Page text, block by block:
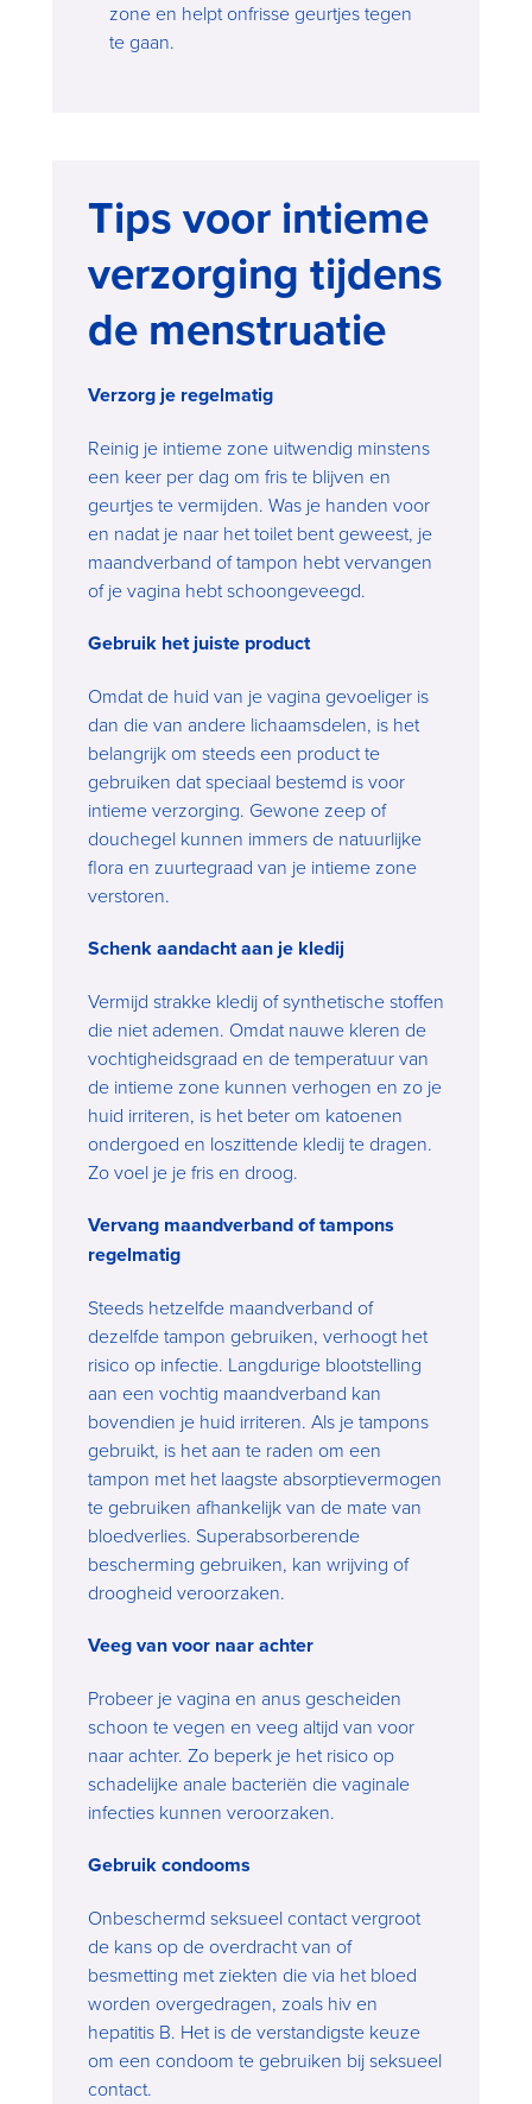
zone en helpt onfrisse geurtjes tegen
te gaan.
Tips voor intieme
verzorging tijdens
de menstruatie
Verzorg je regelmatig
Reinig je intieme zone uitwendig minstens
een keer per dag om fris te blijven en
geurtjes te vermijden. Was je handen voor
en nadat je naar het toilet bent geweest, je
maandverband of tampon hebt vervangen
of je vagina hebt schoongeveegd.
Gebruik het juiste product
Omdat de huid van je vagina gevoeliger is
dan die van andere lichaamsdelen, is het
belangrijk om steeds een product te
gebruiken dat speciaal bestemd is voor
intieme verzorging. Gewone zeep of
douchegel kunnen immers de natuurlijke
flora en zuurtegraad van je intieme zone
verstoren.
Schenk aandacht aan je kledij
Vermijd strakke kledij of synthetische stoffen
die niet ademen. Omdat nauwe kleren de
vochtigheidsgraad en de temperatuur van
de intieme zone kunnen verhogen en zo je
huid irriteren, is het beter om katoenen
ondergoed en loszittende kledij te dragen.
Zo voel je je fris en droog.
Vervang maandverband of tampons
regelmatig
Steeds hetzelfde maandverband of
dezelfde tampon gebruiken, verhoogt het
risico op infectie. Langdurige blootstelling
aan een vochtig maandverband kan
bovendien je huid irriteren. Als je tampons
gebruikt, is het aan te raden om een
tampon met het laagste absorptievermogen
te gebruiken afhankelijk van de mate van
bloedverlies. Superabsorberende
bescherming gebruiken, kan wrijving of
droogheid veroorzaken.
Veeg van voor naar achter
Probeer je vagina en anus gescheiden
schoon te vegen en veeg altijd van voor
naar achter. Zo beperk je het risico op
schadelijke anale bacteriën die vaginale
infecties kunnen veroorzaken.
Gebruik condooms
Onbeschermd seksueel contact vergroot
de kans op de overdracht van of
besmetting met ziekten die via het bloed
worden overgedragen, zoals hiv en
hepatitis B. Het is de verstandigste keuze
om een condoom te gebruiken bij seksueel
contact.